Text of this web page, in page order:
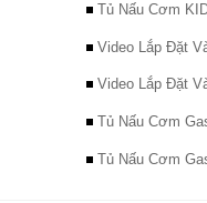
Tủ Nấu Cơm
Video Lắp Đặt
Video Lắp Đặt
Tủ Nấu Cơm
Tủ Nấu Cơm